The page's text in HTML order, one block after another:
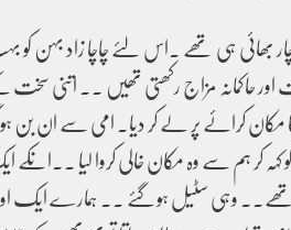
بھائی ہی تھے ۔اس لئے چاچا زاد بہن کو
مزاج رکھتی تھیں ۔۔ اتنی
کرائے پر لے کر دیا۔ امی سے ان بن
کر ہم سے وہ مکان خالی کروا لیا ۔۔انکے
تھے.. وہی سٹیل ہوگئے ۔۔ ہمارے ایک